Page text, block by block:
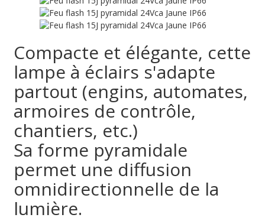
Compacte et élégante, cette
lampe à éclairs s'adapte
partout (engins, automates,
armoires de contrôle,
chantiers, etc.)
Sa forme pyramidale
permet une diffusion
omnidirectionnelle de la
lumière.